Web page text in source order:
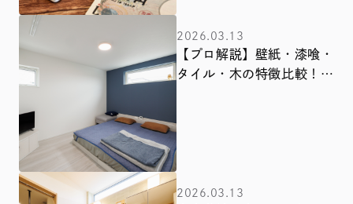
2026.03.13
【プロ解説】壁紙・漆喰・
タイル・木の特徴比較！ト
2026.03.13